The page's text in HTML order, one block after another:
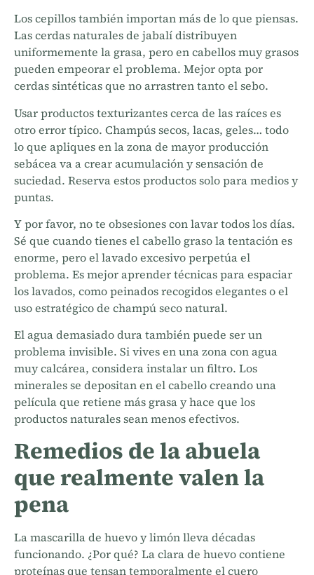
Los cepillos también importan más de lo que piensas.
Las cerdas naturales de jabalí distribuyen
uniformemente la grasa, pero en cabellos muy grasos
pueden empeorar el problema. Mejor opta por
cerdas sintéticas que no arrastren tanto el sebo.
Usar productos texturizantes cerca de las raíces es
otro error típico. Champús secos, lacas, geles… todo
lo que apliques en la zona de mayor producción
sebácea va a crear acumulación y sensación de
suciedad. Reserva estos productos solo para medios y
puntas.
Y por favor, no te obsesiones con lavar todos los días.
Sé que cuando tienes el cabello graso la tentación es
enorme, pero el lavado excesivo perpetúa el
problema. Es mejor aprender técnicas para espaciar
los lavados, como peinados recogidos elegantes o el
uso estratégico de champú seco natural.
El agua demasiado dura también puede ser un
problema invisible. Si vives en una zona con agua
muy calcárea, considera instalar un filtro. Los
minerales se depositan en el cabello creando una
película que retiene más grasa y hace que los
productos naturales sean menos efectivos.
Remedios de la abuela
que realmente valen la
pena
La mascarilla de huevo y limón lleva décadas
funcionando. ¿Por qué? La clara de huevo contiene
proteínas que tensan temporalmente el cuero